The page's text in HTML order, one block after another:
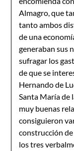
Almagro, que
tanto ambos
de una
generaban sus
sufragar los
de que se
Hernando de
Santa María de
muy buenas
consiguieron
construcción
los tres